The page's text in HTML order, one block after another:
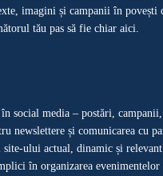
imagini și campanii în povești
tău pas să fie chiar aici.
social media – postări,
newslettere și comunicarea cu
ului actual, dinamic și relevant.
în organizarea